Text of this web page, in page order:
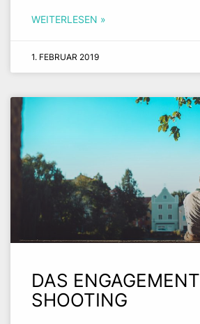
WEITERLESEN »
1. FEBRUAR 2019
DAS ENGAGEMENT
SHOOTING